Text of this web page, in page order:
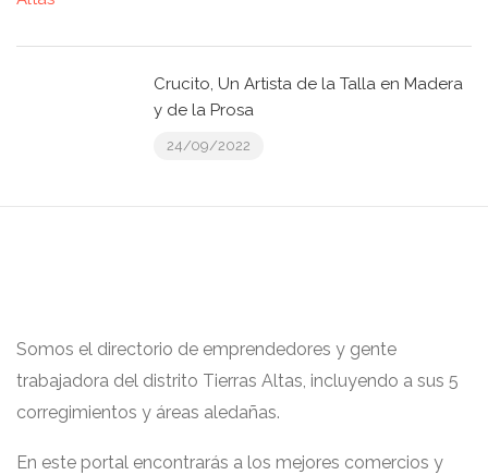
Crucito, Un Artista de la Talla en Madera
y de la Prosa
24/09/2022
Somos el directorio de emprendedores y gente
trabajadora del distrito Tierras Altas, incluyendo a sus 5
corregimientos y áreas aledañas.
En este portal encontrarás a los mejores comercios y